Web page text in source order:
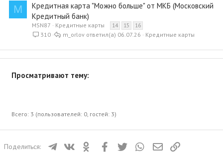
M
Кредитная карта "Можно больше" от МКБ (Московский
Кредитный банк)
MSN87 Кредитные карты 14 15 16
310 Кредитные карты
06.07.26
m_orlov
Просматривают тему:
Всего: 3 (пользователей: 0, гостей: 3)
Поделиться: ТелеграмВКонтактеОдноклассники
FacebookTwitter WhatsAppЭлектронная почта